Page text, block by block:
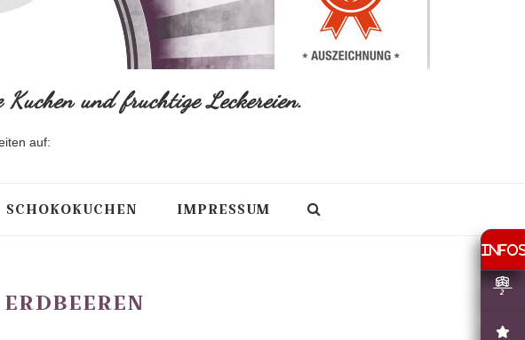
und fruchtige Leckereien.
auf:
SCHOKOKUCHEN IMPRESSUM